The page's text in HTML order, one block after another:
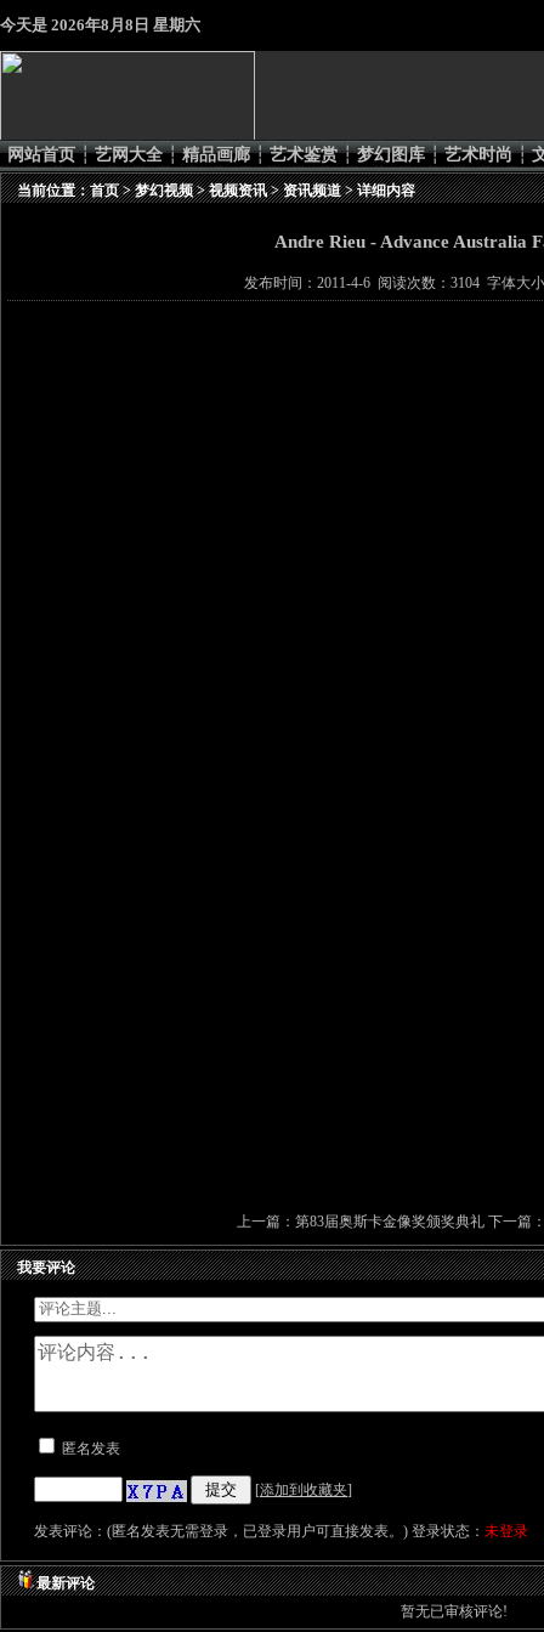
今天是 2026年8月8日 星期六
网站首页 ┆ 艺网大全 ┆ 精品画廊 ┆ 艺术鉴赏 ┆ 梦幻图库 ┆ 艺术时尚 ┆
当前位置：首页>梦幻视频>视频资讯>资讯频道> 详细内容
Andre Rieu - Advance Australia
发布时间：2011-4-6 阅读次数：3104 字体大
上一篇： 第83届奥斯卡金像奖颁奖典礼 下一篇
我要评论
匿名发表
[添加到收藏夹]
发表评论：(匿名发表无需登录，已登录用户可直接发表。) 登录状态： 未登录
最新评论
暂无已审核评论!